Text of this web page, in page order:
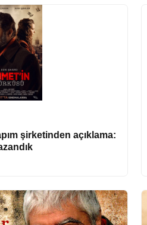
şirketinden açıklama: